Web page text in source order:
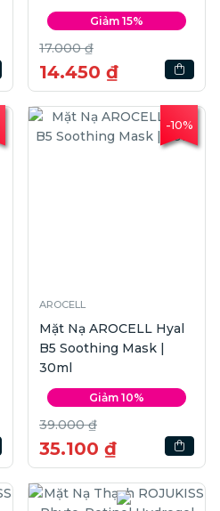
Mask | 23ml
Giảm 15%
17.000 ₫
14.450 ₫
-10%
AROCELL
Mặt Nạ AROCELL Hyal
B5 Soothing Mask |
30ml
Giảm 10%
39.000 ₫
35.100 ₫